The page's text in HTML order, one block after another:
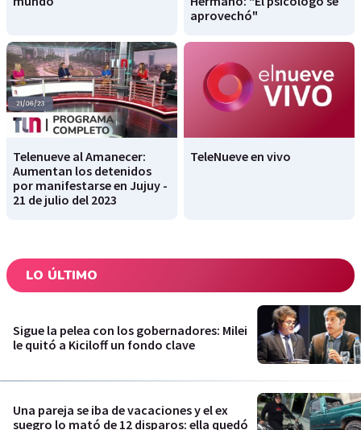
aprovechó"
Telenueve al Amanecer:
Aumentan los detenidos
por manifestarse en Jujuy -
21 de julio del 2023
TeleNueve en vivo
LO ÚLTIMO
Sigue la pelea con los gobernadores: Milei
le quitó a Kiciloff un fondo clave
Una pareja se iba de vacaciones y el ex
suegro lo mató de 12 disparos: ella quedó